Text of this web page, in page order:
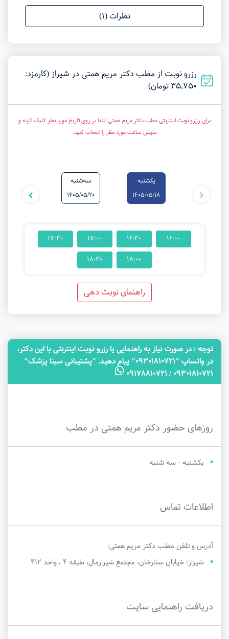
نظرات (1)
رزرو نوبت از مطب دکتر مریم همتی در شیراز (کارمزد:
35,750 تومان)
برای رزرو نوبت اینترنتی مطب دکتر مریم همتی ابتدا بر روی تاریخ مورد نظر کلیک کرده و
سپس ساعت مورد نظر را انتخاب کنید.
یکشنبه
1405/05/18
سه‌شنبه
1405/05/20
1405/05/25
‹
›
16:00
16:30
17:00
17:30
18:00
18:30
راهنمای نوبت دهی
توجه‌ : در صورت نیاز به راهنمایی یا رزرو نوبت اینترنتی با این دکتر،
در واتساپ "09301810721" پیام دهید. "پشتیبانی سینا پزشک"
09301810721 / 09178810721
روزهای حضور دکتر مریم همتی در مطب
یکشنبه - سه شنبه
اطلاعات تماس
آدرس و تلفن مطب دکتر مریم همتی:
شیراز: خیابان ستارخان، مجتمع شیرازمال، طبقه ۴ ، واحد ۴۱۲
دریافت راهنمایی سایت